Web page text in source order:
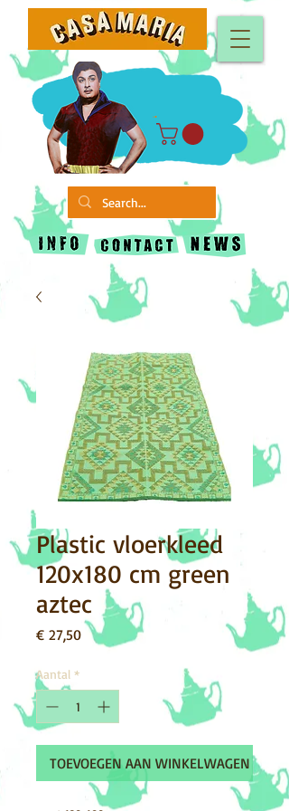
Plastic vloerkleed
120x180 cm green
aztec
€ 27,50Prijs
Aantal *
TOEVOEGEN AAN WINKELWAGEN